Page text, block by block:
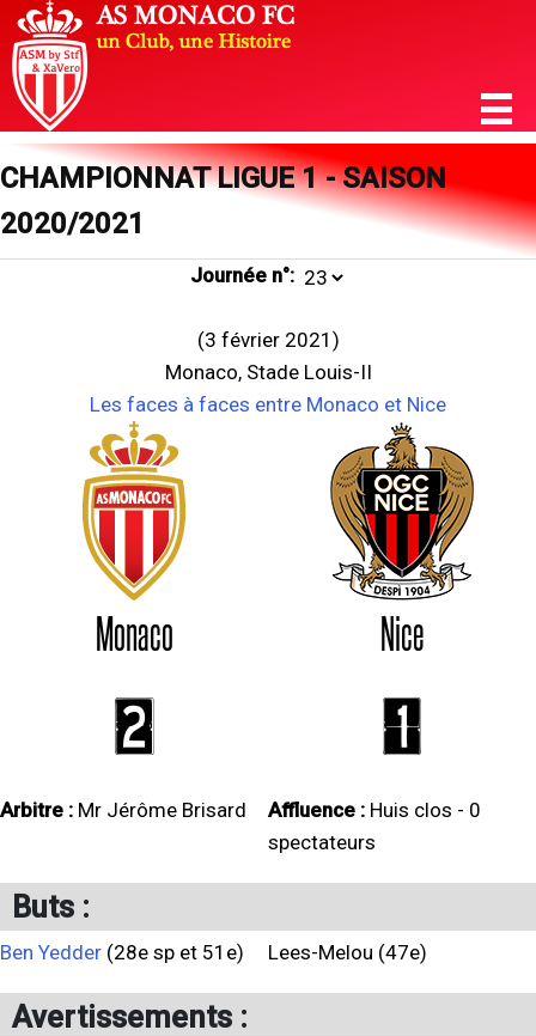
CHAMPIONNAT LIGUE 1 - SAISON
2020/2021
Journée n°:
(3 février 2021)
Monaco, Stade Louis-II
Les faces à faces entre Monaco et Nice
Monaco Nice
2 1
Arbitre : Mr Jérôme Brisard Affluence : Huis clos - 0
spectateurs
Buts :
Ben Yedder (28e sp et 51e) Lees-Melou (47e)
Avertissements :